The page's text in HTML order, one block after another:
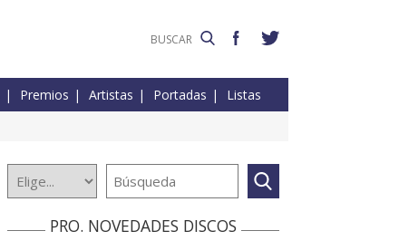
Premios Artistas Portadas Listas
PRO. NOVEDADES DISCOS